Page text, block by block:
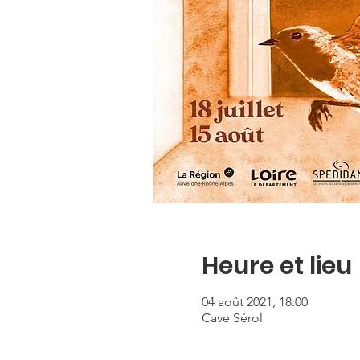
Heure et lieu
04 août 2021, 18:00
Cave Sérol